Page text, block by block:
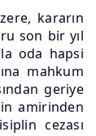
kararın
son bir yıl
oda hapsi
mahkum
geriye
amirinden
cezası